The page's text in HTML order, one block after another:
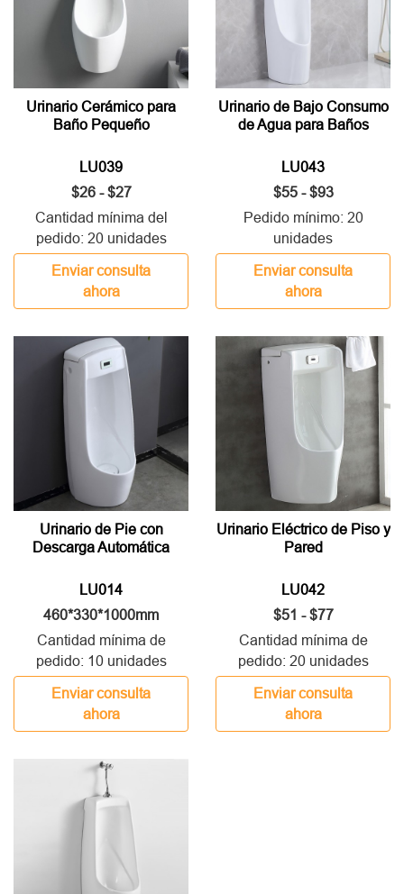
Urinario Cerámico para
Baño Pequeño
LU039
$26 - $27
Cantidad mínima del
pedido: 20 unidades
Enviar consulta
ahora
Urinario de Bajo Consumo
de Agua para Baños
LU043
$55 - $93
Pedido mínimo: 20
unidades
Enviar consulta
ahora
Urinario de Pie con
Descarga Automática
LU014
460*330*1000mm
Cantidad mínima de
pedido: 10 unidades
Enviar consulta
ahora
Urinario Eléctrico de Piso y
Pared
LU042
$51 - $77
Cantidad mínima de
pedido: 20 unidades
Enviar consulta
ahora